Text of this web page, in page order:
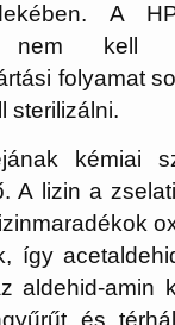
A
nem kell
folyamat
sterilizálni.
kémiai
A lizin a
így
aldehid-amin
és